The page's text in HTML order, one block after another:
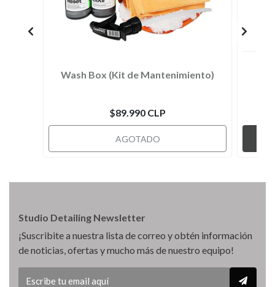
Wash Box (Kit de Mantenimiento)
$89.990 CLP
AGOTADO
Studio Detailing Newsletter
¡Suscribite a nuestra lista de correo y obtén información
de noticias, ofertas y mucho más de nuestro equipo!